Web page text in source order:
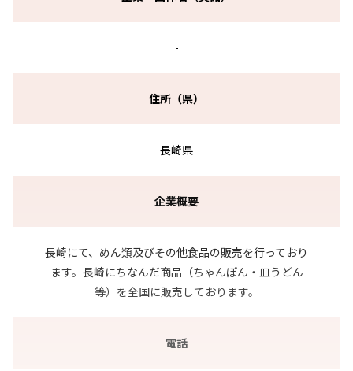
-
住所（県）
長崎県
企業概要
長崎にて、めん類及びその他食品の販売を行っており
ます。長崎にちなんだ商品（ちゃんぽん・皿うどん
等）を全国に販売しております。
電話